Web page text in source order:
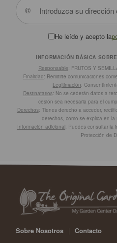
He leído y acepto la
INFORMACIÓN BÁSICA
Responsable: FRUTOS Y
Finalidad: Remitirte comunicaciones
Legitimación:
Destinatarios: No se cederán datos a
cesión sea necesaria para el
Derechos: Tienes derecho a acceder,
derechos, como se explica en la
Información adicional: Puedes consultar la
Protección de
Sobre Nosotros
Contacto